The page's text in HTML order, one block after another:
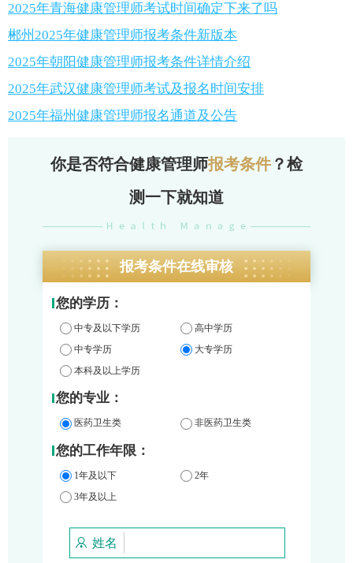
2025年青海健康管理师考试时间确定下来了吗
郴州2025年健康管理师报考条件新版本
2025年朝阳健康管理师报考条件详情介绍
2025年武汉健康管理师考试及报名时间安排
2025年福州健康管理师报名通道及公告